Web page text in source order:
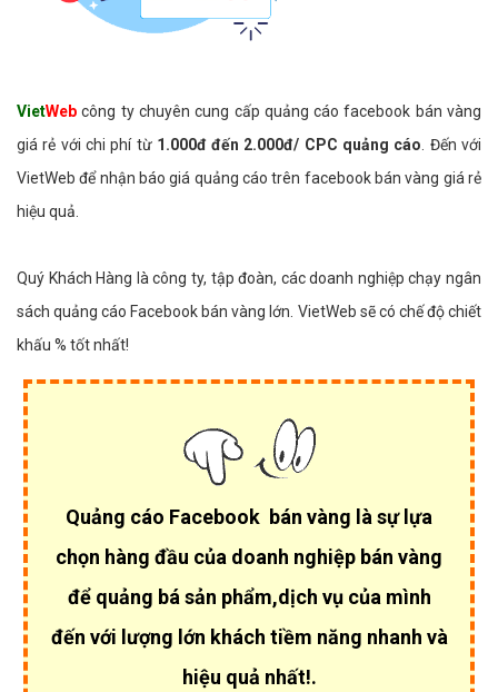
VietWeb công ty chuyên cung cấp quảng cáo facebook bán vàng
giá rẻ với chi phí từ 1.000đ đến 2.000đ/ CPC quảng cáo . Đến với
VietWeb để nhận báo giá quảng cáo trên facebook bán vàng giá rẻ
hiệu quả.
Quý Khách Hàng là công ty, tập đoàn, các doanh nghiệp chạy ngân
sách quảng cáo Facebook bán vàng lớn. VietWeb sẽ có chế độ chiết
khấu % tốt nhất!
Quảng cáo Facebook bán vàng là sự lựa
chọn hàng đầu của doanh nghiệp bán vàng
để quảng bá sản phẩm,dịch vụ của mình
đến với lượng lớn khách tiềm năng nhanh và
hiệu quả nhất!.